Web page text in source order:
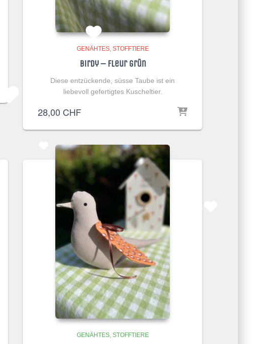
GENÄHTES STOFFTIERE
Birdy – Fleur grün
Diese entzückende, süsse Taube ist ein
liebevoll gefertigtes Kuscheltier.
28,00 CHF
GENÄHTES STOFFTIERE